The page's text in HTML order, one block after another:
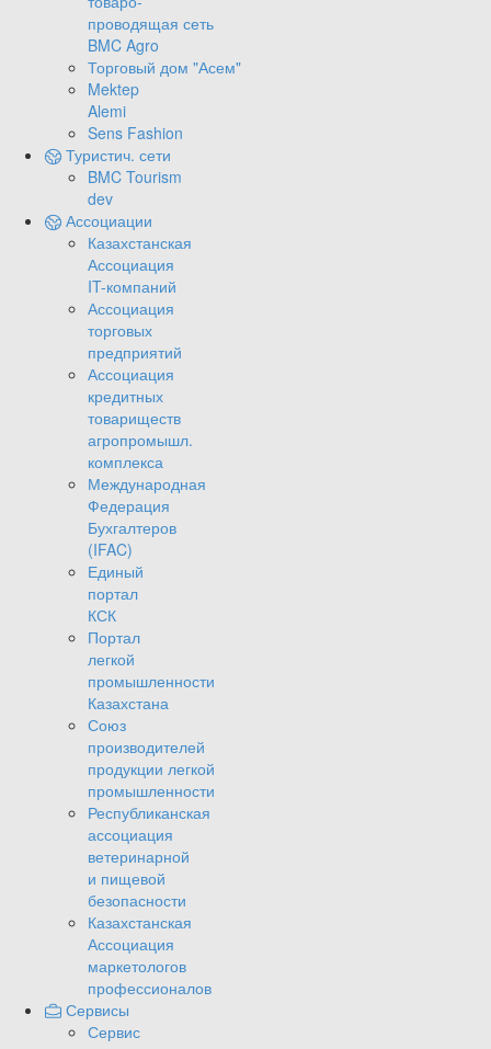
проводящая сеть
BMC Agro
Торговый дом "Асем"
Mektep
Alemi
Sens Fashion
Туристич. сети
BMC Tourism
dev
Ассоциации
Казахстанская
Ассоциация
IT-компаний
Ассоциация
торговых
предприятий
Ассоциация
кредитных
товариществ
агропромышл.
комплекса
Международная
Федерация
Бухгалтеров
(IFAC)
Единый
портал
КСК
Портал
легкой
промышленности
Казахстана
Союз
производителей
продукции легкой
промышленности
Республиканская
ассоциация
ветеринарной
и пищевой
безопасности
Казахстанская
Ассоциация
маркетологов
профессионалов
Сервисы
Сервис